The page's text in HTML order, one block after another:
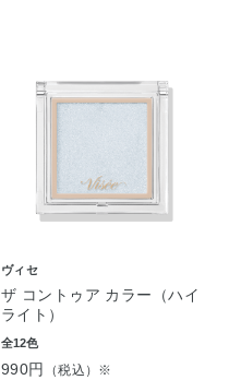
ヴィセ
ザ コントゥア カラー（ハイ
ライト）
全12色
990円 （税込）※